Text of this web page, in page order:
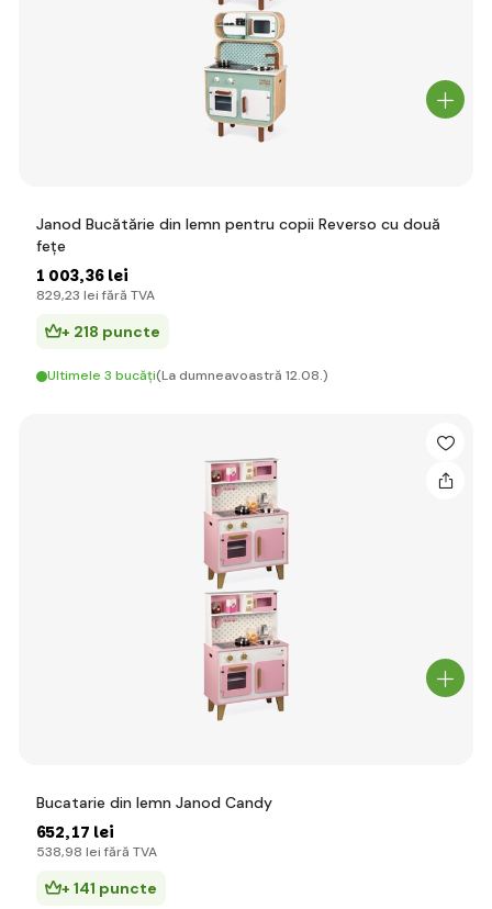
Janod Bucătărie din lemn pentru copii Reverso cu două
fețe
1 003,36 lei
829,23 lei fără TVA
+ 218 puncte
Ultimele 3 bucăți(La dumneavoastră 12.08.)
Bucatarie din lemn Janod Candy
652,17 lei
538,98 lei fără TVA
+ 141 puncte